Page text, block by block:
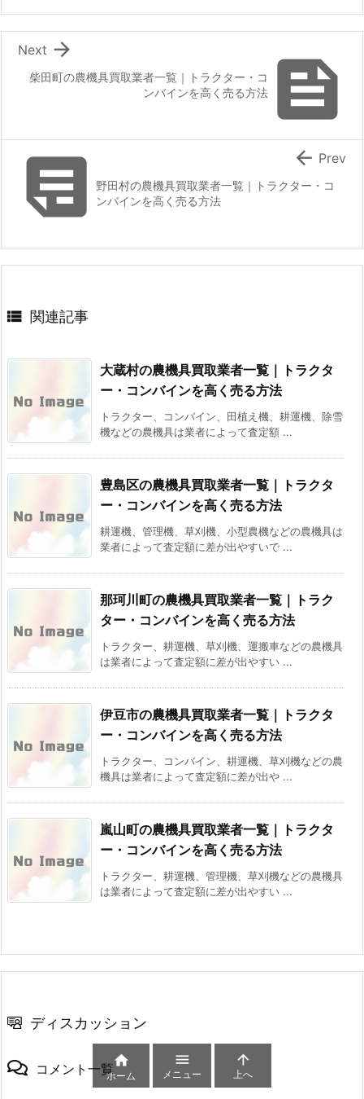

柴田町の農機具買取業者一覧｜トラクター・コ
ンバインを高く売る方法

Next
野田村の農機具買取業者一覧｜トラクター・コ
ンバインを高く売る方法
 Prev
 関連記事
大蔵村の農機具買取業者一覧｜トラクタ
ー・コンバインを高く売る方法
トラクター、コンバイン、田植え機、耕運機、除雪
機などの農機具は業者によって査定額 ...
豊島区の農機具買取業者一覧｜トラクタ
ー・コンバインを高く売る方法
耕運機、管理機、草刈機、小型農機などの農機具は
業者によって査定額に差が出やすいで ...
那珂川町の農機具買取業者一覧｜トラク
ター・コンバインを高く売る方法
トラクター、耕運機、草刈機、運搬車などの農機具
は業者によって査定額に差が出やすい ...
伊豆市の農機具買取業者一覧｜トラクタ
ー・コンバインを高く売る方法
トラクター、コンバイン、耕運機、草刈機などの農
機具は業者によって査定額に差が出や ...
嵐山町の農機具買取業者一覧｜トラクタ
ー・コンバインを高く売る方法
トラクター、耕運機、管理機、草刈機などの農機具
は業者によって査定額に差が出やすい ...
ディスカッション
コメント一覧

ホーム

メニュー

上へ